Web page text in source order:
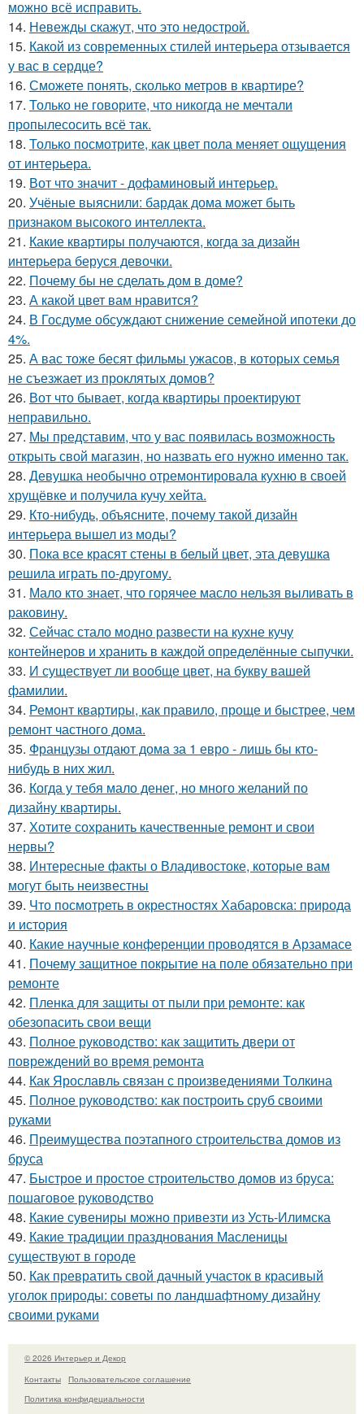
можно всё исправить.
14. Невежды скажут, что это недострой.
15. Какой из современных стилей интерьера отзывается
у вас в сердце?
16. Сможете понять, сколько метров в квартире?
17. Только не говорите, что никогда не мечтали
пропылесосить всё так.
18. Только посмотрите, как цвет пола меняет ощущения
от интерьера.
19. Вот что значит - дофаминовый интерьер.
20. Учёные выяснили: бардак дома может быть
признаком высокого интеллекта.
21. Какие квартиры получаются, когда за дизайн
интерьера беруся девочки.
22. Почему бы не сделать дом в доме?
23. А какой цвет вам нравится?
24. В Госдуме обсуждают снижение семейной ипотеки до
4%.
25. А вас тоже бесят фильмы ужасов, в которых семья
не съезжает из проклятых домов?
26. Вот что бывает, когда квартиры проектируют
неправильно.
27. Мы представим, что у вас появилась возможность
открыть свой магазин, но назвать его нужно именно так.
28. Девушка необычно отремонтировала кухню в своей
хрущёвке и получила кучу хейта.
29. Кто-нибудь, объясните, почему такой дизайн
интерьера вышел из моды?
30. Пока все красят стены в белый цвет, эта девушка
решила играть по-другому.
31. Мало кто знает, что горячее масло нельзя выливать в
раковину.
32. Сейчас стало модно развести на кухне кучу
контейнеров и хранить в каждой определённые сыпучки.
33. И существует ли вообще цвет, на букву вашей
фамилии.
34. Ремонт квартиры, как правило, проще и быстрее, чем
ремонт частного дома.
35. Французы отдают дома за 1 евро - лишь бы кто-
нибудь в них жил.
36. Когда у тебя мало денег, но много желаний по
дизайну квартиры.
37. Хотите сохранить качественные ремонт и свои
нервы?
38. Интересные факты о Владивостоке, которые вам
могут быть неизвестны
39. Что посмотреть в окрестностях Хабаровска: природа
и история
40. Какие научные конференции проводятся в Арзамасе
41. Почему защитное покрытие на поле обязательно при
ремонте
42. Пленка для защиты от пыли при ремонте: как
обезопасить свои вещи
43. Полное руководство: как защитить двери от
повреждений во время ремонта
44. Как Ярославль связан с произведениями Толкина
45. Полное руководство: как построить сруб своими
руками
46. Преимущества поэтапного строительства домов из
бруса
47. Быстрое и простое строительство домов из бруса:
пошаговое руководство
48. Какие сувениры можно привезти из Усть-Илимска
49. Какие традиции празднования Масленицы
существуют в городе
50. Как превратить свой дачный участок в красивый
уголок природы: советы по ландшафтному дизайну
своими руками
© 2026 Интерьер и Декор
Контакты
Пользовательское соглашение
Политика конфидециальности